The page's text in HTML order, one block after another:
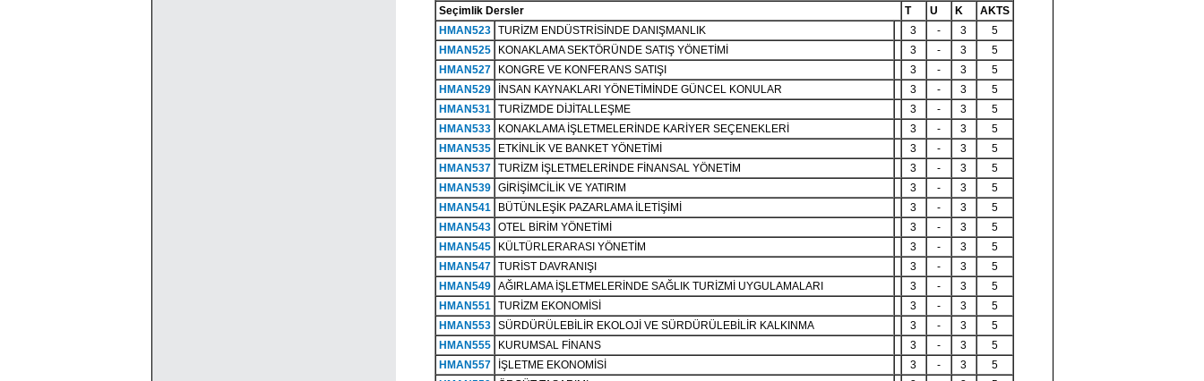
Seçimlik Dersler T U K
AKTS
HMAN523
TURİZM ENDÜSTRİSİNDE DANIŞMANLIK 3 - 3
5
HMAN525
KONAKLAMA SEKTÖRÜNDE SATIŞ YÖNETİMİ 3 - 3
5
HMAN527
KONGRE VE KONFERANS SATIŞI 3 - 3
5
HMAN529
İNSAN KAYNAKLARI YÖNETİMİNDE GÜNCEL KONULAR 3 - 3
5
HMAN531
TURİZMDE DİJİTALLEŞME 3 - 3
5
HMAN533
KONAKLAMA İŞLETMELERİNDE KARİYER SEÇENEKLERİ 3 - 3
5
HMAN535
ETKİNLİK VE BANKET YÖNETİMİ 3 - 3
5
HMAN537
TURİZM İŞLETMELERİNDE FİNANSAL YÖNETİM 3 - 3
5
HMAN539
GİRİŞİMCİLİK VE YATIRIM 3 - 3
5
HMAN541
BÜTÜNLEŞİK PAZARLAMA İLETİŞİMİ 3 - 3
5
HMAN543
OTEL BİRİM YÖNETİMİ 3 - 3
5
HMAN545
KÜLTÜRLERARASI YÖNETİM 3 - 3
5
HMAN547
TURİST DAVRANIŞI 3 - 3
5
HMAN549
AĞIRLAMA İŞLETMELERİNDE SAĞLIK TURİZMİ UYGULAMALARI 3 - 3
5
HMAN551
TURİZM EKONOMİSİ 3 - 3
5
HMAN553
SÜRDÜRÜLEBİLİR EKOLOJİ VE SÜRDÜRÜLEBİLİR KALKINMA 3 - 3
5
HMAN555
KURUMSAL FİNANS 3 - 3
5
HMAN557
İŞLETME EKONOMİSİ 3 - 3
5